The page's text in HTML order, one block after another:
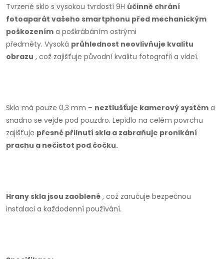
Tvrzené sklo s vysokou tvrdostí 9H účinně chrání
fotoaparát vašeho smartphonu před mechanickým
poškozením a poškrábáním ostrými
předměty. Vysoká průhlednost neovlivňuje kvalitu
obrazu , což zajišťuje původní kvalitu fotografií a videí.
Sklo má pouze 0,3 mm – neztlušťuje kamerový systém a
snadno se vejde pod pouzdro. Lepidlo na celém povrchu
zajišťuje přesné přilnutí skla a zabraňuje pronikání
prachu a nečistot pod čočku.
Hrany skla jsou zaoblené , což zaručuje bezpečnou
instalaci a každodenní používání.